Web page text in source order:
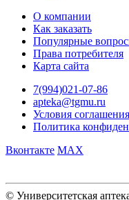
О компании
Как заказать
Популярные
Права потребителя
Карта сайта
7(994)021-07-86
apteka@tgmu.ru
Условия соглашения
Политика
Вконтакте MAX
© Университетская